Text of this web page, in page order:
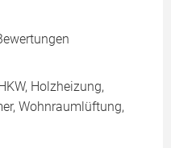
Holzheizung,
Wohnraumlüftung,